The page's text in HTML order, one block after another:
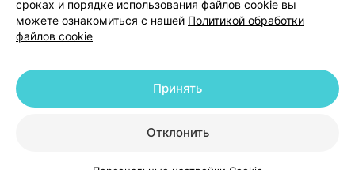
Написать в поддержку
Персональные настройки Cookie
© 2026 ООО «Артокс Лаб», УНП 191700409 | 220012, Республика Беларусь,
+375 291212755
сроках и порядке использования файлов cookie вы
можете ознакомиться с нашей Политикой обработки
файлов cookie
Отклонить
Принять